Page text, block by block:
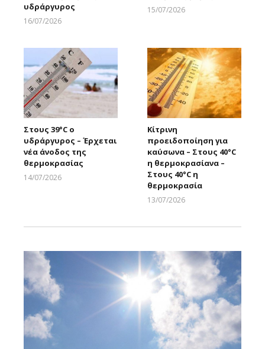
υδράργυρος
16/07/2026
15/07/2026
Στους 39°C ο
υδράργυρος – Έρχεται
νέα άνοδος της
θερμοκρασίας
14/07/2026
Κίτρινη
προειδοποίηση για
καύσωνα – Στους 40°C
η θερμοκρασίανα –
Στους 40°C η
θερμοκρασία
13/07/2026